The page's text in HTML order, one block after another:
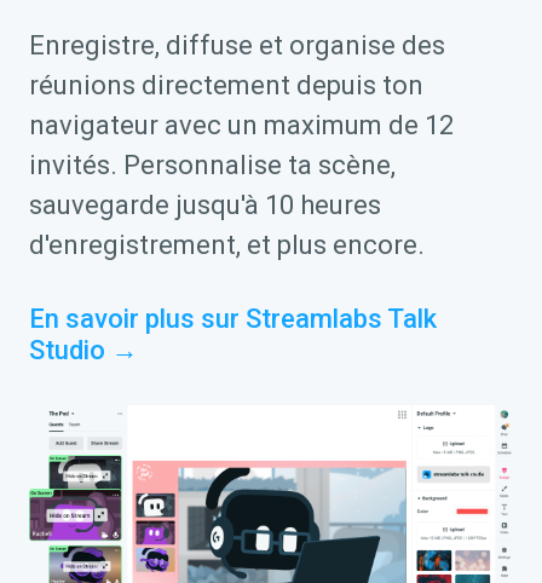
Enregistre, diffuse et organise des
réunions directement depuis ton
navigateur avec un maximum de 12
invités. Personnalise ta scène,
sauvegarde jusqu'à 10 heures
d'enregistrement, et plus encore.
En savoir plus sur Streamlabs Talk
Studio →